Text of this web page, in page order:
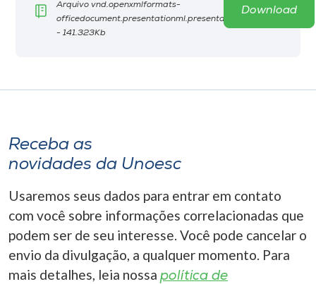
Arquivo vnd.openxmlformats-
officedocument.presentationml.presentation
- 141.323Kb
Download
Receba as
novidades da Unoesc
Usaremos seus dados para entrar em contato
com você sobre informações correlacionadas que
podem ser de seu interesse. Você pode cancelar o
envio da divulgação, a qualquer momento. Para
mais detalhes, leia nossa política de